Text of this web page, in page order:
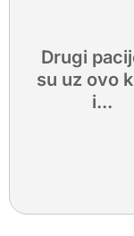
Drugi
su uz ovo
i...